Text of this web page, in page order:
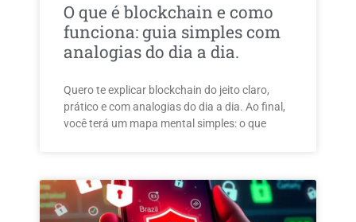
O que é blockchain e como
funciona: guia simples com
analogias do dia a dia.
Quero te explicar blockchain do jeito claro,
prático e com analogias do dia a dia. Ao final,
você terá um mapa mental simples: o que